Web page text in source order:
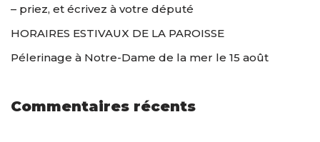
– priez, et écrivez à votre député
HORAIRES ESTIVAUX DE LA PAROISSE
Pélerinage à Notre-Dame de la mer le 15 août
Commentaires récents